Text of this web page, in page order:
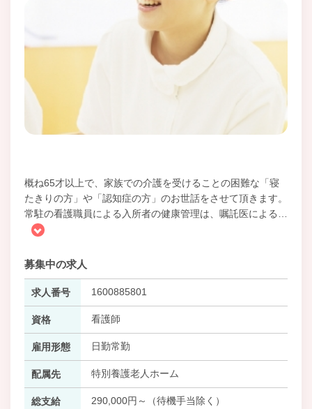
概ね65才以上で、家族での介護を受けることの困難な「寝
たきりの方」や「認知症の方」のお世話をさせて頂きます。
常駐の看護職員による入所者の健康管理は、嘱託医による
募集中の求人
求人番号 1600885801
資格 看護師
雇用形態 日勤常勤
配属先 特別養護老人ホーム
総支給 290,000円～（待機手当除く）